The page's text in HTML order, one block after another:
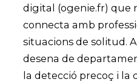
digital (ogenie.fr) que
connecta amb
situacions de solitud.
desena de
la detecció precoç i la